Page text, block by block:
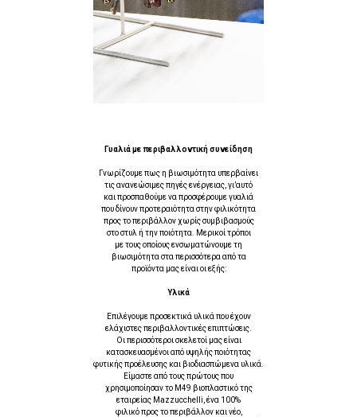
Γυαλιά με περιβαλλοντική συνείδηση
Γνωρίζουμε πως η βιωσιμότητα υπερβαίνει
τις ανανεώσιμες πηγές ενέργειας, γι’αυτό
και προσπαθούμε να προσφέρουμε γυαλιά
που δίνουν προτεραιότητα στην φιλικότητα
προς το περιβάλλον χωρίς συμβιβασμούς
στο στυλ ή την ποιότητα. Μερικοί τρόποι
με τους οποίους ενσωματώνουμε τη
βιωσιμότητα στα περισσότερα από τα
προϊόντα μας είναι οι εξής:
Υλικά
Επιλέγουμε προσεκτικά υλικά που έχουν
ελάχιστες περιβαλλοντικές επιπτώσεις.
Οι περισσότεροι σκελετοί μας είναι
κατασκευασμένοι από υψηλής ποιότητας
φυτικής προέλευσης και βιοδιασπώμενα υλικά.
Είμαστε από τους πρώτους που
χρησιμοποίησαν το M49 βιοπλαστικό της
εταιρείας Mazzucchelli, ένα 100%
φιλικό προς το περιβάλλον και νέο,